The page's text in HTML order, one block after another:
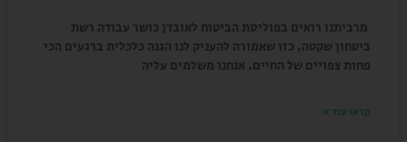
מרביתנו רואים בפוליסת הביטוח לאובדן כושר עבודה רשת
ביטחון שקטה, כזו שאמורה להעניק לנו הגנה כלכלית ברגעים הכי
פחות צפויים של החיים. אנחנו משלמים עליה
קראו עוד »